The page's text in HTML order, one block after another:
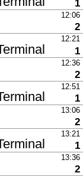
1
12:06
2
12:21
1
12:36
2
12:51
1
13:06
2
13:21
1
13:36
2